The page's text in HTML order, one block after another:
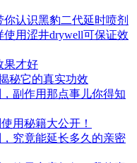
认识黑豹二代延时喷剂
用涩井drywell可保证效
果才好
秘它的真实功效
副作用那点事儿你得知
用秘籍大公开！
究竟能延长多久的亲密